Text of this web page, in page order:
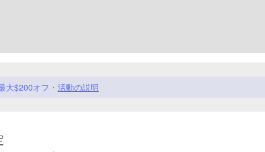
大$200オフ・ 活動の説明